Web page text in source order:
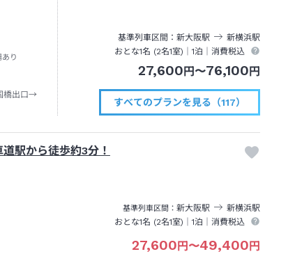
り
橋出口→
基準列車区間 新大阪駅 新横浜駅
おとな1名 (2名1室)｜1泊 ｜消費税込
27,600円〜76,100円
すべてのプランを見る（117）
駅から徒歩約3分！
基準列車区間 新大阪駅 新横浜駅
おとな1名 (2名1室)｜1泊 ｜消費税込
27,600 円 〜49,400 円